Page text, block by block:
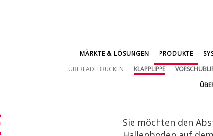
MÄRKTE & LÖSUNGEN PRODUKTE
ÜBERLADEBRÜCKEN
KLAPPLIPPE
Sie möchten den